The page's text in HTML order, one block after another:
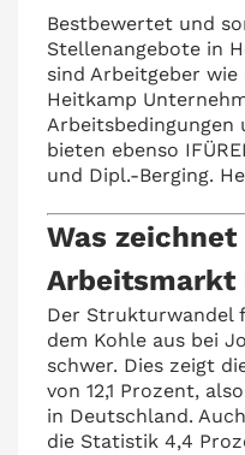
Bestbewertet und
Stellenangebote in
sind Arbeitgeber wie
Heitkamp
Arbeitsbedingungen
bieten ebenso
und Dipl.-Berging.
Was zeichnet
Arbeitsmarkt
Der Strukturwandel
dem Kohle aus bei
schwer. Dies zeigt
von 12,1 Prozent,
in Deutschland.
die Statistik 4,4